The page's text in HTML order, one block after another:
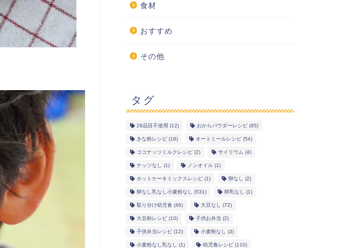
食材
おすすめ
その他
タグ
28品目不使用 (12) おからパウダーレシピ(95)
きな粉レシピ(16) オートミールレシピ(54)
ココナッツミルクレシピ(2) サイリウム (4)
ナッツなし (1) ノンオイル(1)
ホットケーキミックスレシピ(1) 卵なし (2)
卵なし乳なし小麦粉なし (531) 卵乳なし (1)
取り分け幼児食(46) 大豆なし (72)
大豆粉レシピ(10) 子供お弁当 (2)
子供弁当レシピ(12) 小麦粉なし (3)
小麦粉なし乳なし (1) 幼児食レシピ(110)